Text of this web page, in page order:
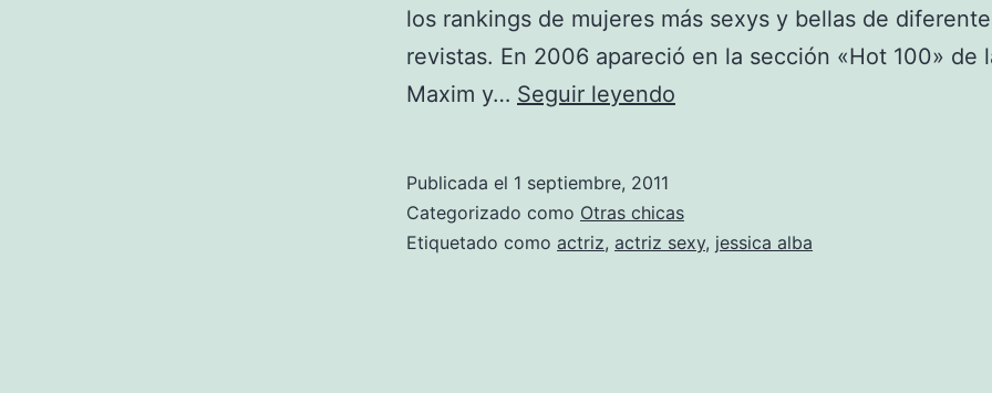
los rankings de mujeres más sexys y bellas de
revistas. En 2006 apareció en la sección «Hot 100» de
Maxim y… Seguir leyendo
de
la
Publicada el 1 septiembre, 2011
Categorizado como Otras chicas
Etiquetado como actriz, actriz sexy, jessica alba